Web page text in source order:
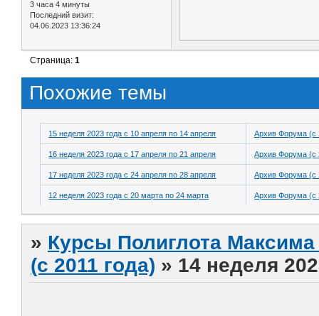
3 часа 4 минуты
Последний визит:
04.06.2023 13:36:24
Страница:1
Похожие темы
15 неделя 2023 года с 10 апреля по 14 апреля Архив Форума (с
16 неделя 2023 года с 17 апреля по 21 апреля Архив Форума (с
17 неделя 2023 года с 24 апреля по 28 апреля Архив Форума (с
12 неделя 2023 года с 20 марта по 24 марта Архив Форума (с
» Курсы Полиглота
(с 2011 года) » 14 неделя